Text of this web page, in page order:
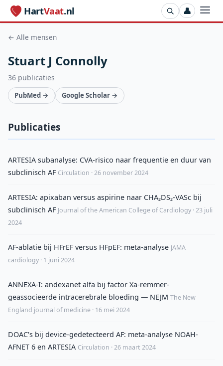
HartVaat.nl 👤
← Alle mensen
Stuart J Connolly
36 publicaties
PubMed → Google Scholar →
Publicaties
ARTESIA subanalyse: CVA-risico naar frequentie en duur van
subclinisch AF Circulation · 26 november 2024
ARTESIA: apixaban versus aspirine naar CHA₂DS₂-VASc bij
subclinisch AF Journal of the American College of Cardiology · 23 juli
2024
AF-ablatie bij HFrEF versus HFpEF: meta-analyse JAMA
cardiology · 1 juni 2024
ANNEXA-I: andexanet alfa bij factor Xa-remmer-
geassocieerde intracerebrale bloeding — NEJM The New
England journal of medicine · 16 mei 2024
DOAC's bij device-gedetecteerd AF: meta-analyse NOAH-
AFNET 6 en ARTESIA Circulation · 26 maart 2024